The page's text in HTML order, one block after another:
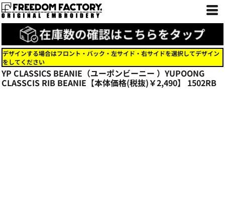
デザインする場合はフロント・バック・左サイド・右サイドを選択してデザイン
をしてください
YP CLASSICS BEANIE（ユーポンビーニー ）YUPOONG
CLASSCIS RIB BEANIE【本体価格(税抜)￥2,490】 1502RB